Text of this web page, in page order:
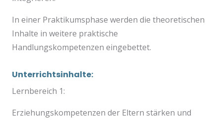
In einer Praktikumsphase werden die theoretischen
Inhalte in weitere praktische
Handlungskompetenzen eingebettet.
Unterrichtsinhalte:
Lernbereich 1:
Erziehungskompetenzen der Eltern stärken und